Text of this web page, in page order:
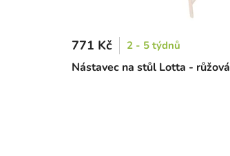
Nástavec na stůl Lotta - růžová
771 Kč 2 - 5 týdnů